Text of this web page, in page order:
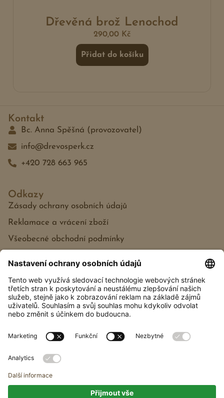
Dřevěná brož Lenochod
290,00 Kč
Přidat do košíku
Odkazy
Zásady ochrany osobních údajů
Reklamace a vrácení zboží
Všeobecné obchodní podmínky
Kontakt
Bc. Anna Spěšná (provozovatel)
info@drevosperk.cz
+420 728 663 965